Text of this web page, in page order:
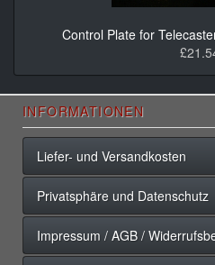
Control Plate for
INFORMATIONEN
Liefer- und Versandkosten
Privatsphäre und Datenschutz
Impressum / AGB /